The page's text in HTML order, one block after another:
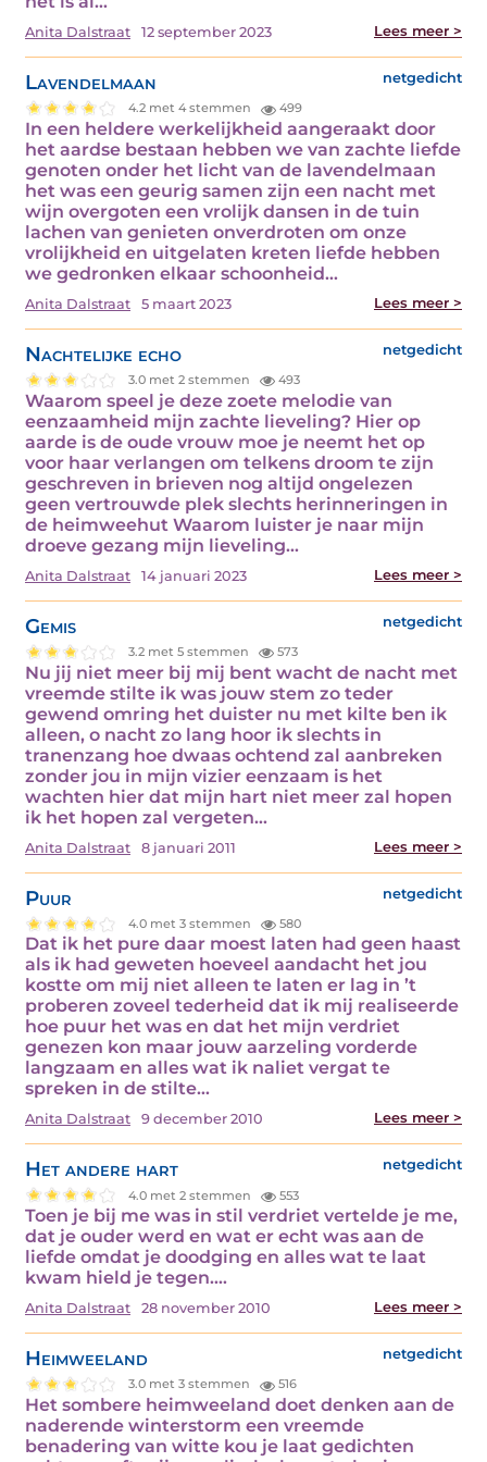
Anita Dalstraat 12 september 2023 Lees meer >
Lavendelmaan netgedicht
4.2 met 4 stemmen 499
In een heldere werkelijkheid aangeraakt door
het aardse bestaan hebben we van zachte liefde
genoten onder het licht van de lavendelmaan
het was een geurig samen zijn een nacht met
wijn overgoten een vrolijk dansen in de tuin
lachen van genieten onverdroten om onze
vrolijkheid en uitgelaten kreten liefde hebben
we gedronken elkaar schoonheid…
Anita Dalstraat 5 maart 2023 Lees meer >
Nachtelijke echo netgedicht
3.0 met 2 stemmen 493
Waarom speel je deze zoete melodie van
eenzaamheid mijn zachte lieveling? Hier op
aarde is de oude vrouw moe je neemt het op
voor haar verlangen om telkens droom te zijn
geschreven in brieven nog altijd ongelezen
geen vertrouwde plek slechts herinneringen in
de heimweehut Waarom luister je naar mijn
droeve gezang mijn lieveling…
Anita Dalstraat 14 januari 2023 Lees meer >
Gemis netgedicht
3.2 met 5 stemmen 573
Nu jij niet meer bij mij bent wacht de nacht met
vreemde stilte ik was jouw stem zo teder
gewend omring het duister nu met kilte ben ik
alleen, o nacht zo lang hoor ik slechts in
tranenzang hoe dwaas ochtend zal aanbreken
zonder jou in mijn vizier eenzaam is het
wachten hier dat mijn hart niet meer zal hopen
ik het hopen zal vergeten…
Anita Dalstraat 8 januari 2011 Lees meer >
Puur netgedicht
4.0 met 3 stemmen 580
Dat ik het pure daar moest laten had geen haast
als ik had geweten hoeveel aandacht het jou
kostte om mij niet alleen te laten er lag in ’t
proberen zoveel tederheid dat ik mij realiseerde
hoe puur het was en dat het mijn verdriet
genezen kon maar jouw aarzeling vorderde
langzaam en alles wat ik naliet vergat te
spreken in de stilte…
Anita Dalstraat 9 december 2010 Lees meer >
Het andere hart netgedicht
4.0 met 2 stemmen 553
Toen je bij me was in stil verdriet vertelde je me,
dat je ouder werd en wat er echt was aan de
liefde omdat je doodging en alles wat te laat
kwam hield je tegen.…
Anita Dalstraat 28 november 2010 Lees meer >
Heimweeland netgedicht
3.0 met 3 stemmen 516
Het sombere heimweeland doet denken aan de
naderende winterstorm een vreemde
benadering van witte kou je laat gedichten